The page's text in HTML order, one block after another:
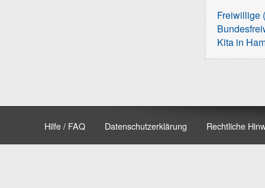
Freiwillige
Kita in
Hilfe / FAQ Datenschutzerklärung Rechtliche